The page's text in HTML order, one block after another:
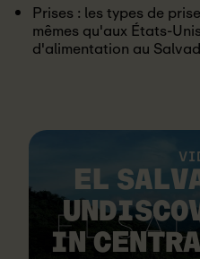
Prises : les types de
mêmes qu'aux États-
d'alimentation au
EL
IN